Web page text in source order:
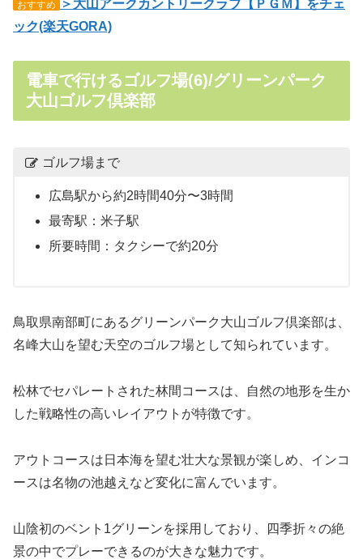
おすすめ
＞大山アークカントリークラブ【ＰＧＭ】をチェ
ック(楽天GORA)
電車で行けるゴルフ場(6)/グリーンパーク
大山ゴルフ倶楽部
ゴルフ場まで
広島駅から約2時間40分〜3時間
最寄駅：米子駅
所要時間：タクシーで約20分
鳥取県南部町にあるグリーンパーク大山ゴルフ倶楽部は、
名峰大山を望む天空のゴルフ場として知られています。
松林でセパレートされた林間コースは、自然の地形を生か
した戦略性の高いレイアウトが特徴です。
アウトコースは日本海を望む壮大な景観が楽しめ、インコ
ースは名物の池越えなど変化に富んでいます。
山陰初のベント1グリーンを採用しており、四季折々の絶
景の中でプレーできるのが大きな魅力です。